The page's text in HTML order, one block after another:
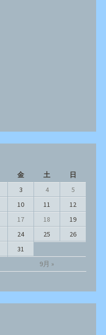
金 土 日
9月 »
3 4
5
10 11
12
17 18
19
24 25
26
31